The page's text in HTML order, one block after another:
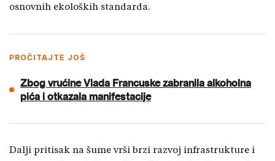
osnovnih ekoloških standarda.
PROČITAJTE JOŠ
Zbog vrućine Vlada Francuske zabranila alkoholna
pića i otkazala manifestacije
Dalji pritisak na šume vrši brzi razvoj infrastrukture i